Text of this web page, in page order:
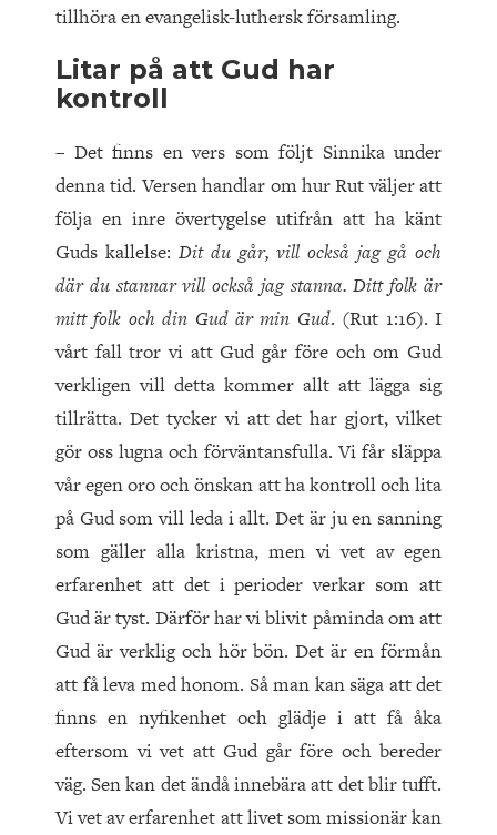
tillhöra en evangelisk-luthersk församling.
Litar på att Gud har
kontroll
– Det finns en vers som följt Sinnika under
denna tid. Versen handlar om hur Rut väljer att
följa en inre övertygelse utifrån att ha känt
Guds kallelse: Dit du går, vill också jag gå och
där du stannar vill också jag stanna. Ditt folk är
mitt folk och din Gud är min Gud. (Rut 1:16). I
vårt fall tror vi att Gud går före och om Gud
verkligen vill detta kommer allt att lägga sig
tillrätta. Det tycker vi att det har gjort, vilket
gör oss lugna och förväntansfulla. Vi får släppa
vår egen oro och önskan att ha kontroll och lita
på Gud som vill leda i allt. Det är ju en sanning
som gäller alla kristna, men vi vet av egen
erfarenhet att det i perioder verkar som att
Gud är tyst. Därför har vi blivit påminda om att
Gud är verklig och hör bön. Det är en förmån
att få leva med honom. Så man kan säga att det
finns en nyfikenhet och glädje i att få åka
eftersom vi vet att Gud går före och bereder
väg. Sen kan det ändå innebära att det blir tufft.
Vi vet av erfarenhet att livet som missionär kan